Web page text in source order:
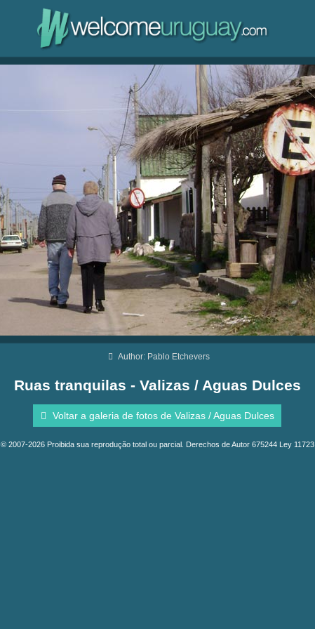
Author: Pablo Etchevers
Ruas tranquilas - Valizas / Aguas Dulces
Voltar a galeria de fotos de Valizas / Aguas Dulces
© 2007-2026 Proibida sua reprodução total ou parcial. Derechos de Autor 675244 Ley 11723